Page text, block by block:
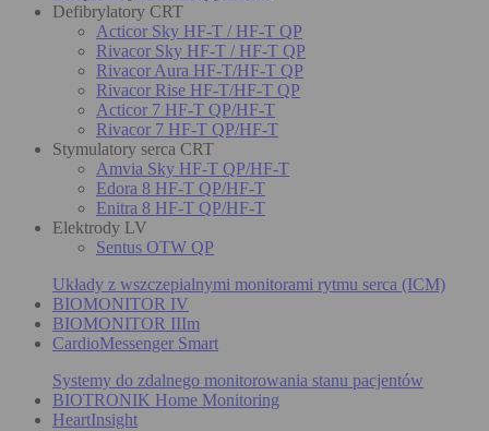
Defibrylatory CRT
Acticor Sky HF-T / HF-T QP
Rivacor Sky HF-T / HF-T QP
Rivacor Aura HF-T/HF-T QP
Rivacor Rise HF-T/HF-T QP
Acticor 7 HF-T QP/HF-T
Rivacor 7 HF-T QP/HF-T
Stymulatory serca CRT
Amvia Sky HF-T QP/HF-T
Edora 8 HF-T QP/HF-T
Enitra 8 HF-T QP/HF-T
Elektrody LV
Sentus OTW QP
Układy z wszczepialnymi monitorami rytmu serca (ICM)
BIOMONITOR IV
BIOMONITOR IIIm
CardioMessenger Smart
Systemy do zdalnego monitorowania stanu pacjentów
BIOTRONIK Home Monitoring
HeartInsight